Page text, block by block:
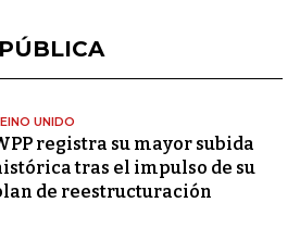
UNIDO
registra su mayor subida
tras el impulso de su
de reestructuración